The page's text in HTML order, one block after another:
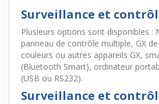
Surveillance et
Plusieurs options sont disponibles :
panneau de contrôle multiple, GX
couleurs ou autres appareils GX,
(Bluetooth Smart), ordinateur
(USB ou RS232).
Surveillance et